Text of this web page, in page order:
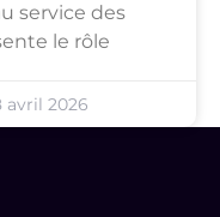
service des
le rôle
avril 2026